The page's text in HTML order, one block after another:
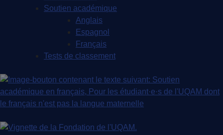
Soutien académique
Anglais
Espagnol
Français
Tests de classement